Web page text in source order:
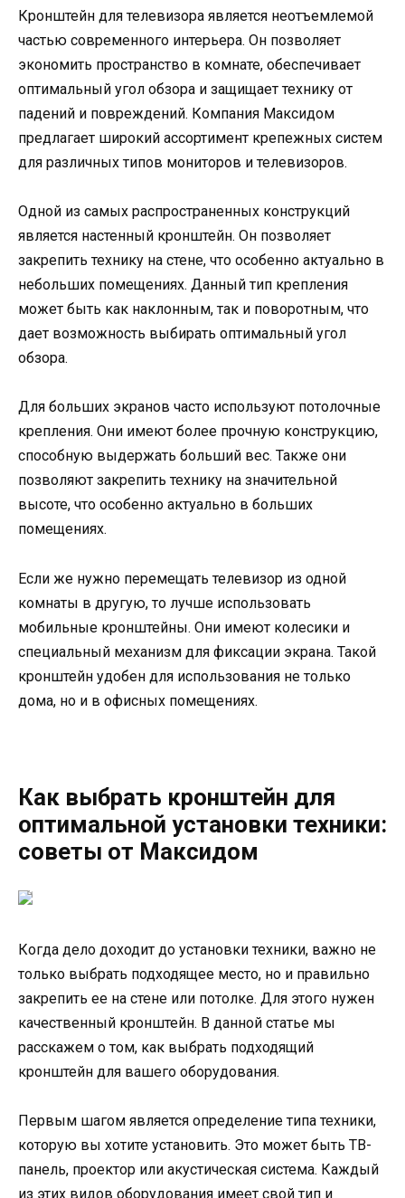
Кронштейн для телевизора является неотъемлемой
частью современного интерьера. Он позволяет
экономить пространство в комнате, обеспечивает
оптимальный угол обзора и защищает технику от
падений и повреждений. Компания Максидом
предлагает широкий ассортимент крепежных систем
для различных типов мониторов и телевизоров.
Одной из самых распространенных конструкций
является настенный кронштейн. Он позволяет
закрепить технику на стене, что особенно актуально в
небольших помещениях. Данный тип крепления
может быть как наклонным, так и поворотным, что
дает возможность выбирать оптимальный угол
обзора.
Для больших экранов часто используют потолочные
крепления. Они имеют более прочную конструкцию,
способную выдержать больший вес. Также они
позволяют закрепить технику на значительной
высоте, что особенно актуально в больших
помещениях.
Если же нужно перемещать телевизор из одной
комнаты в другую, то лучше использовать
мобильные кронштейны. Они имеют колесики и
специальный механизм для фиксации экрана. Такой
кронштейн удобен для использования не только
дома, но и в офисных помещениях.
Как выбрать кронштейн для
оптимальной установки техники:
советы от Максидом
Когда дело доходит до установки техники, важно не
только выбрать подходящее место, но и правильно
закрепить ее на стене или потолке. Для этого нужен
качественный кронштейн. В данной статье мы
расскажем о том, как выбрать подходящий
кронштейн для вашего оборудования.
Первым шагом является определение типа техники,
которую вы хотите установить. Это может быть ТВ-
панель, проектор или акустическая система. Каждый
из этих видов оборудования имеет свой тип и